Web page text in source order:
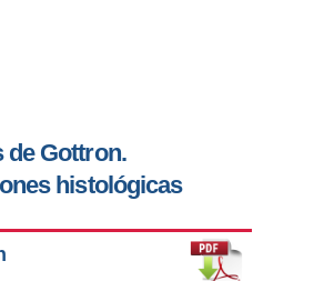
de Gottron.
histológicas